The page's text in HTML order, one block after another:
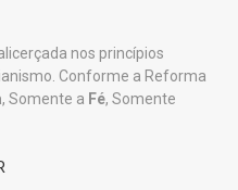
nos princípios
Conforme a Reforma
, Somente a Fé, Somente